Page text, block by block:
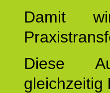
Damit
Diese
gleichzeitig